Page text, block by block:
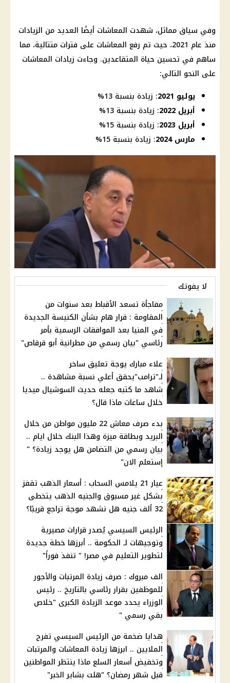
وفي سياق مماثل، شهدت المعاشات أيضًا العديد من الزيادات
منذ عام 2021، حيث تم رفع المعاشات على فترات متتالية، مما
ساهم في تحسين حياة المتقاعدين. وجاءت زيادات المعاشات
على النحو التالي:
يوليو 2021
: زيادة بنسبة 13%
أبريل 2022
: زيادة بنسبة 13%
أبريل 2023
: زيادة بنسبة 15%
مارس 2024
: زيادة بنسبة 15%
لا يفوتك
مفاجأة تسعد الأقباط بعد سنوات من
المقاومة : قرار هام بشأن الكنيسة الجديدة
في المنيا بعد الموافقات الرسمية بأمر
رئاسي "بيان رسمي من مطرانية أبو قرقاص"
علاء مبارك يوجة تعليق ساخر
لـ"ترامب"يحقق أعلي نسبة مشاهدة ..
شاهد ما كتبه جعله حديث السوشيال ميديا
خلال ساعات ماذا قال؟
بدء صرف معاش 22 مليون مواطن من خلال
البريد وبطاقة ميزة وهذا البنك خلال ايام ..
بيان رسمي من التضامن هل يوجد زيادة؟ "
إستعلم الان"
عيار 21 يلامس السحاب : أسعار الذهب تقفز
بشكل غير مسبوق والجنيه الذهب يتخطى
32 ألف جنيه هل نشهد موجة تراجع قريبًا؟
الرئيس السيسي يُصدر قرارات مصيرية
وتوجيهات لـ الحكومة .. أبرزها خطة جديدة
لتطوير التعليم في مصر! " تنفذ فوراً"
الف مبروك : صرف زيادة المرتبات والأجور
للموظفين بقرار رئاسي بالتاريخ .. رئيس
الوزراء يحدد موعد الزيادة الكبرى "خلاص
بقي رسمي "
هدايا ضخمة من الرئيس السيسي تفرح
الملايين .. ابرزها زيادة المعاشات والمرتبات
وتخفيض أسعار السلع ماذا ينتظر المواطنين
قبل شهر رمضان؟ "هلت بشاير الخبر"